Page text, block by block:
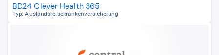
BD24 Clever Health 365
Typ: Aus­lands­rei­se­kran­ken­ver­si­che­rung